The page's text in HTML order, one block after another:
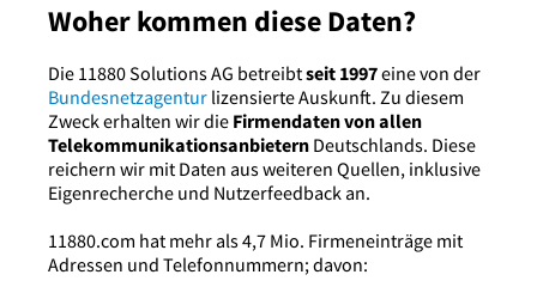
Woher kommen diese Daten?
Die 11880 Solutions AG betreibtseit 1997eine von der
Bundesnetzagentur lizensierte Auskunft. Zu diesem
Zweck erhalten wir die Firmendaten von allen
Telekommunikationsanbietern Deutschlands. Diese
reichern wir mit Daten aus weiteren Quellen, inklusive
Eigenrecherche und Nutzerfeedback an.
11880.com hat mehr als 4,7 Mio. Firmeneinträge mit
Adressen und Telefonnummern; davon: